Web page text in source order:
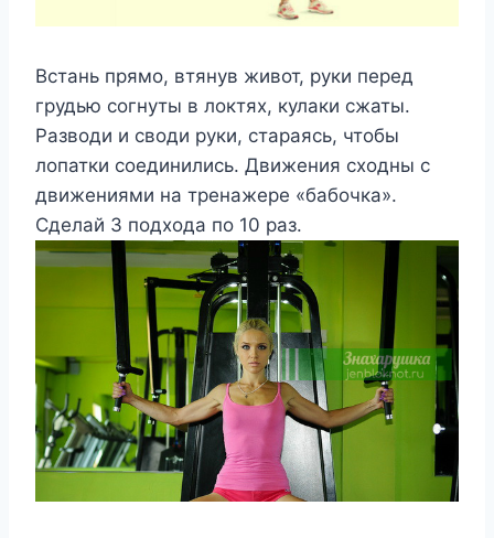
Встань прямо, втянув живот, руки перед
грудью согнуты в локтях, кулаки сжаты.
Разводи и своди руки, стараясь, чтобы
лопатки соединились. Движения сходны с
движениями на тренажере «бабочка».
Сделай 3 подхода по 10 раз.